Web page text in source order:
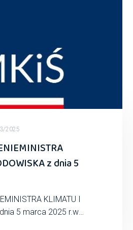
2025
z dnia 5
KLIMATU I
5 marca 2025 r.w